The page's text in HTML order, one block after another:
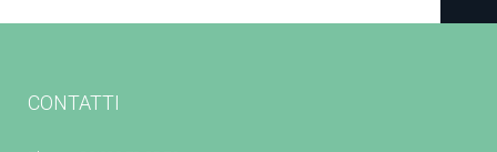
CONTATTI